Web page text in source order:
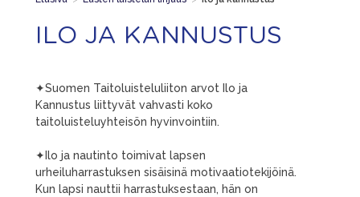
ILO JA KANNUSTUS
✦Suomen Taitoluisteluliiton arvot Ilo ja
Kannustus liittyvät vahvasti koko
taitoluisteluyhteisön hyvinvointiin.
✦Ilo ja nautinto toimivat lapsen
urheiluharrastuksen sisäisinä motivaatiotekijöinä.
Kun lapsi nauttii harrastuksestaan, hän on